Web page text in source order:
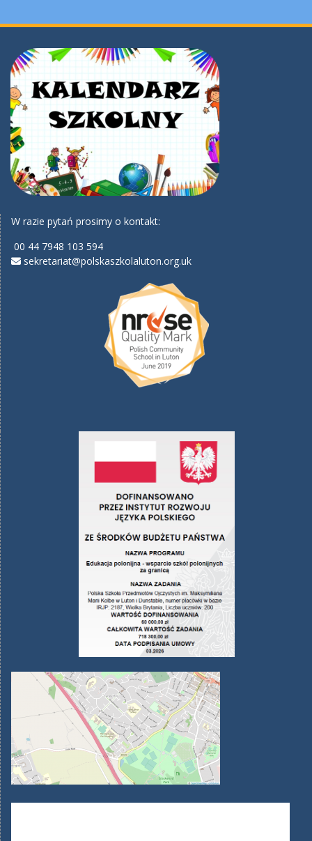
W razie pytań prosimy o kontakt:
00 44 7948 103 594
sekretariat@polskaszkolaluton.org.uk